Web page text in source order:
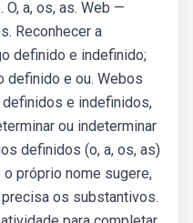
a, os, as. Web —
Reconhecer a
definido e indefinido;
definido e ou. Webos
e indefinidos,
ou indeterminar
definidos (o, a, os, as)
próprio nome sugere,
os substantivos.